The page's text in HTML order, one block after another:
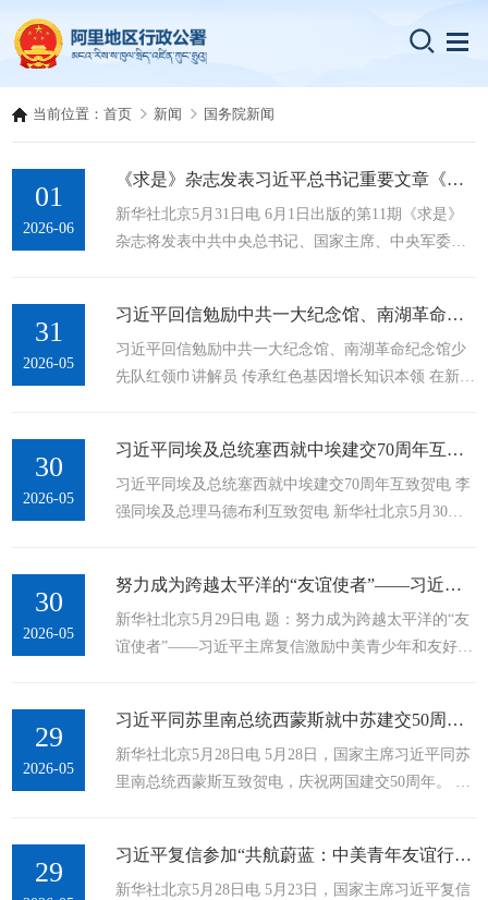
当前位置：首页 新闻 国务院新闻
01
2026-06
《求是》杂志发表习近平总书记重要文章《前瞻布局和发展未来产业》
新华社北京5月31日电 6月1日出版的第11期《求是》
杂志将发表中共中央总书记、国家主席、中央军委主
产业制高点、牢牢把握发展主动权，...
31
2026-05
习近平回信勉励中共一大纪念馆、南湖革命纪念馆少先队红领巾讲解员
习近平回信勉励中共一大纪念馆、南湖革命纪念馆少
先队红领巾讲解员 传承红色基因增长知识本领 在新征
将到来之际，...
30
2026-05
习近平同埃及总统塞西就中埃建交70周年互致贺电
习近平同埃及总统塞西就中埃建交70周年互致贺电 李
强同埃及总理马德布利互致贺电 新华社北京5月30日
同新中国建交的阿拉伯和非洲国家。...
30
2026-05
努力成为跨越太平洋的“友谊使者”——习近平主席复信激励中美青少年和...
新华社北京5月29日电 题：努力成为跨越太平洋的“友
谊使者”——习近平主席复信激励中美青少年和友好人
乘‘中美青年友谊号’...
29
2026-05
习近平同苏里南总统西蒙斯就中苏建交50周年互致贺电
新华社北京5月28日电 5月28日，国家主席习近平同苏
里南总统西蒙斯互致贺电，庆祝两国建交50周年。 习
心利益和重大关切问题上坚定相互支持，...
29
习近平复信参加“共航蔚蓝：中美青年友谊行”活动的两国学生
新华社北京5月28日电 5月23日，国家主席习近平复信